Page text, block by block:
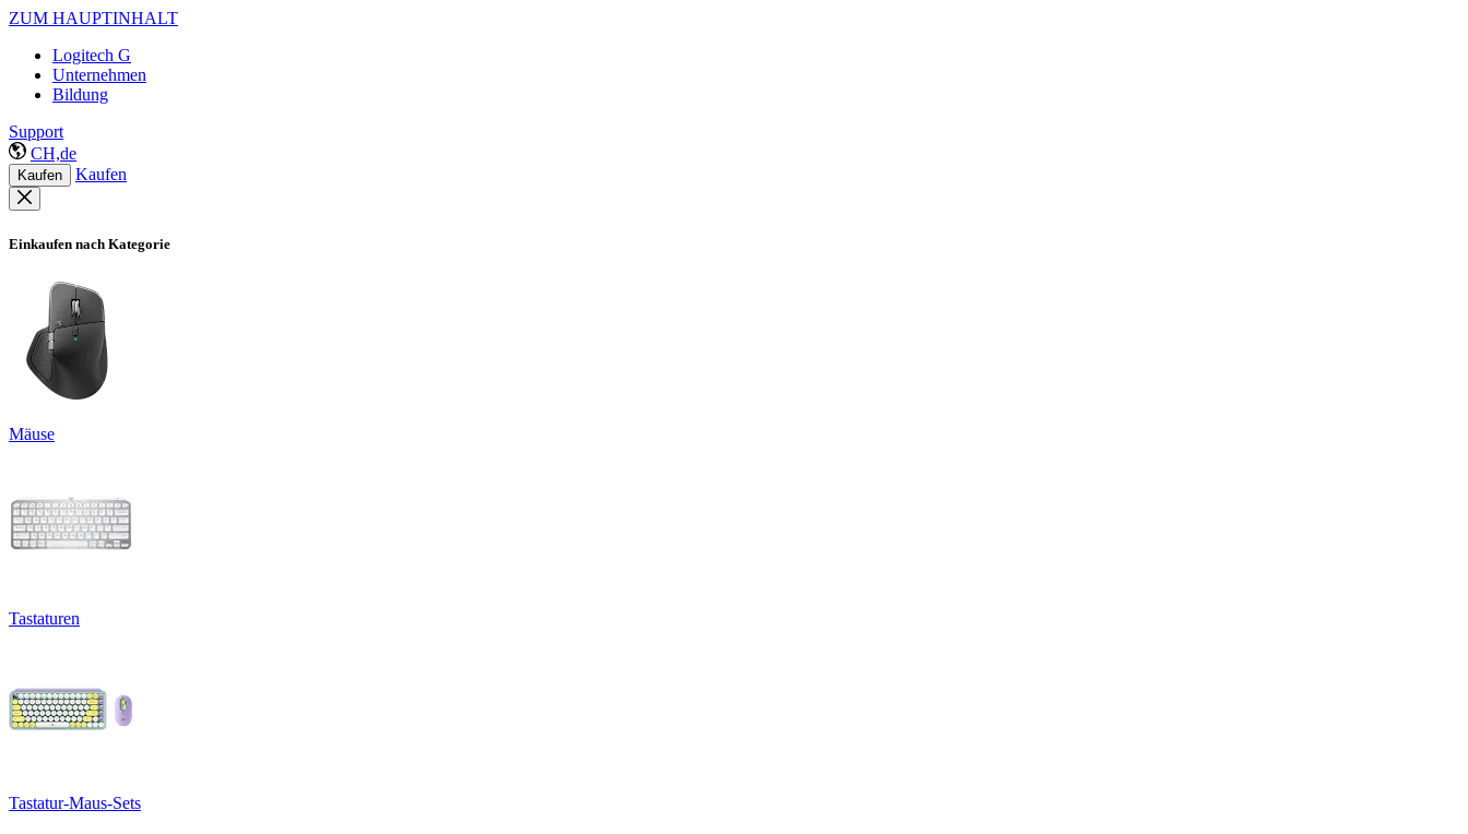
ZUM HAUPTINHALT
Logitech G
Unternehmen
Bildung
Support
CH,de
Kaufen Kaufen
Einkaufen nach Kategorie
Mäuse
Tastaturen
Tastatur-Maus-Sets